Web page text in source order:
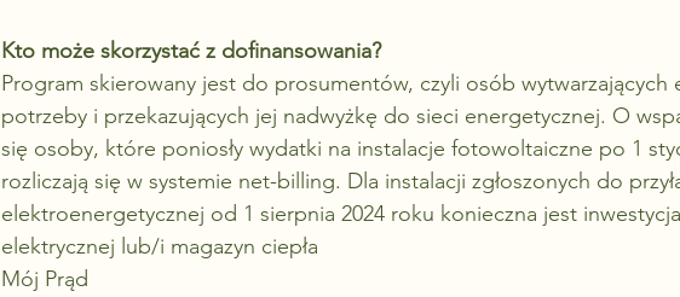
Kto może skorzystać z dofinansowania?
Program skierowany jest do prosumentów, czyli osób wytwarzających
potrzeby i przekazujących jej nadwyżkę do sieci energetycznej. O
się osoby, które poniosły wydatki na instalacje fotowoltaiczne po 1
rozliczają się w systemie net-billing. Dla instalacji zgłoszonych do
elektroenergetycznej od 1 sierpnia 2024 roku konieczna jest
elektrycznej lub/i magazyn ciepła
Mój Prąd